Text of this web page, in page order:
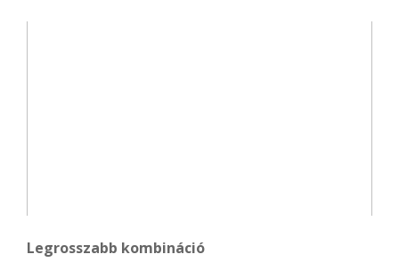
Legrosszabb kombináció